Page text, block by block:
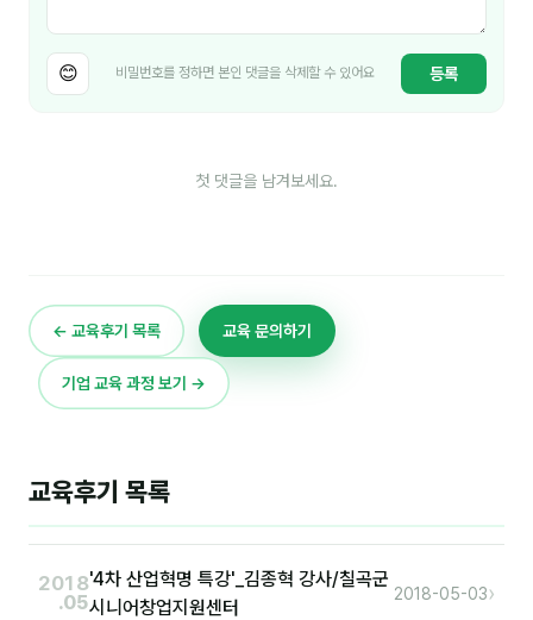
이미루
이옥겸
조안나
조은아
후기
😊 비밀번호를 정하면 본인 댓글을 삭제할 수 있어요 등록
첫 댓글을 남겨보세요.
← 교육후기 목록 교육 문의하기
기업 교육 과정 보기 →
교육후기 목록
2018
.05
'4차 산업혁명 특강'_김종혁 강사/칠곡군
시니어창업지원센터
2018-05-03›